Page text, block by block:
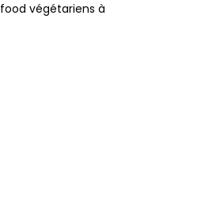
végétariens à